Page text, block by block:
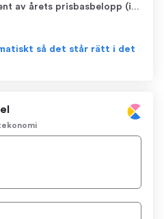
av årets prisbasbelopp (i
det ibland en lägsta
olika b...så det står rätt i det